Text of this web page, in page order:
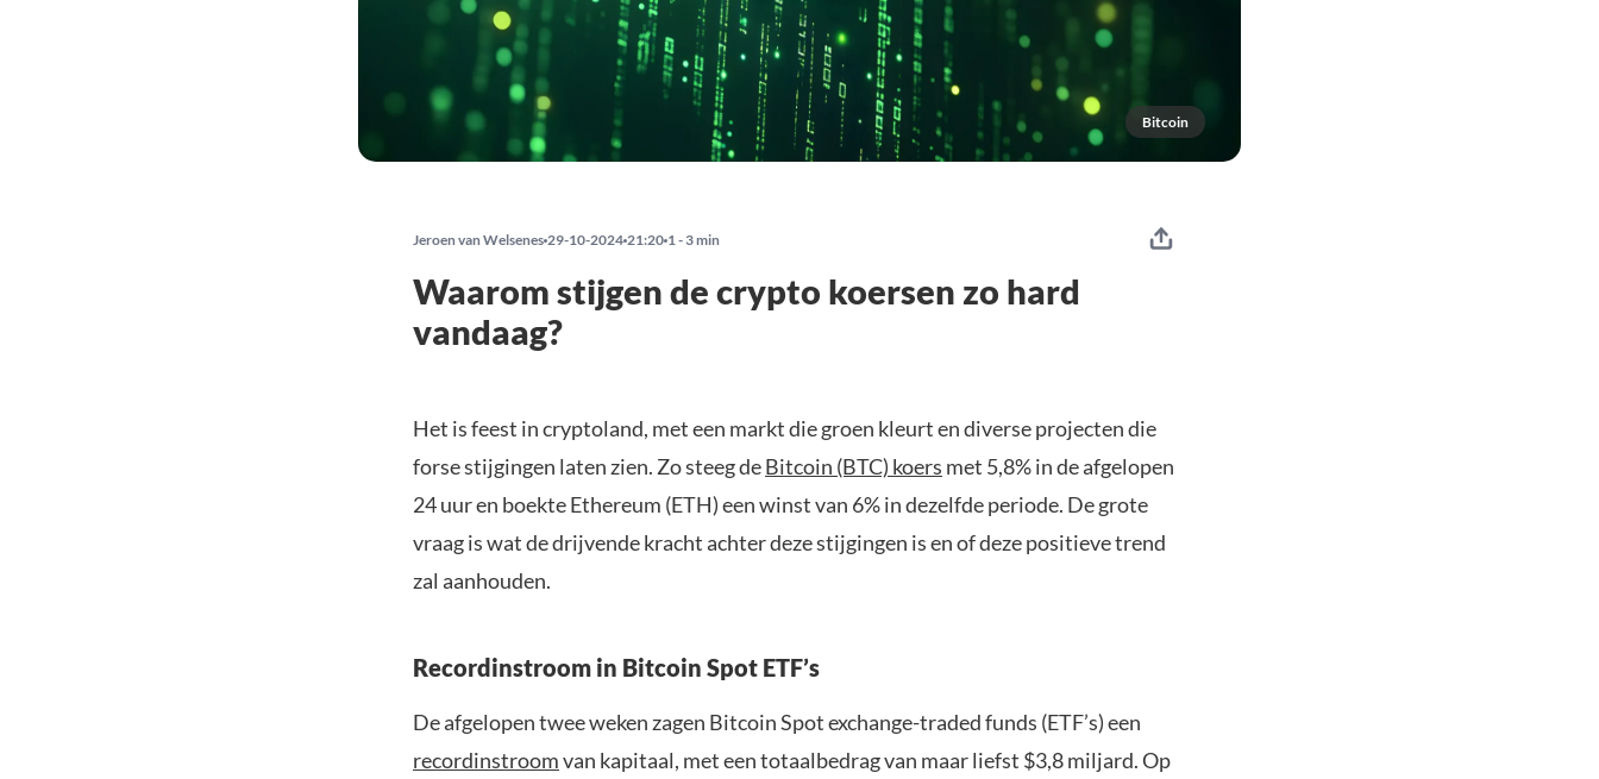
Bitcoin
Jeroen van Welsenes 29-10-2024 21:20 1 - 3 min
Waarom stijgen de crypto koersen zo hard
vandaag?
Het is feest in cryptoland, met een markt die groen kleurt en diverse projecten die
forse stijgingen laten zien. Zo steeg deBitcoin (BTC) koers met 5,8% in de afgelopen
24 uur en boekte Ethereum (ETH) een winst van 6% in dezelfde periode. De grote
vraag is wat de drijvende kracht achter deze stijgingen is en of deze positieve trend
zal aanhouden.
Recordinstroom in Bitcoin Spot ETF’s
De afgelopen twee weken zagen Bitcoin Spot exchange-traded funds (ETF’s) een
recordinstroomvan kapitaal, met een totaalbedrag van maar liefst $3,8 miljard. Op